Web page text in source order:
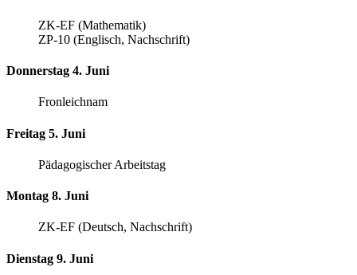
ZK-EF (Mathematik)
ZP-10 (Englisch, Nachschrift)
Donnerstag 4. Juni
Fronleichnam
Freitag 5. Juni
Pädagogischer Arbeitstag
Montag 8. Juni
ZK-EF (Deutsch, Nachschrift)
Dienstag 9. Juni